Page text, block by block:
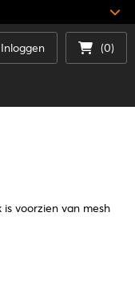
Inloggen (0)
voorzien van mesh